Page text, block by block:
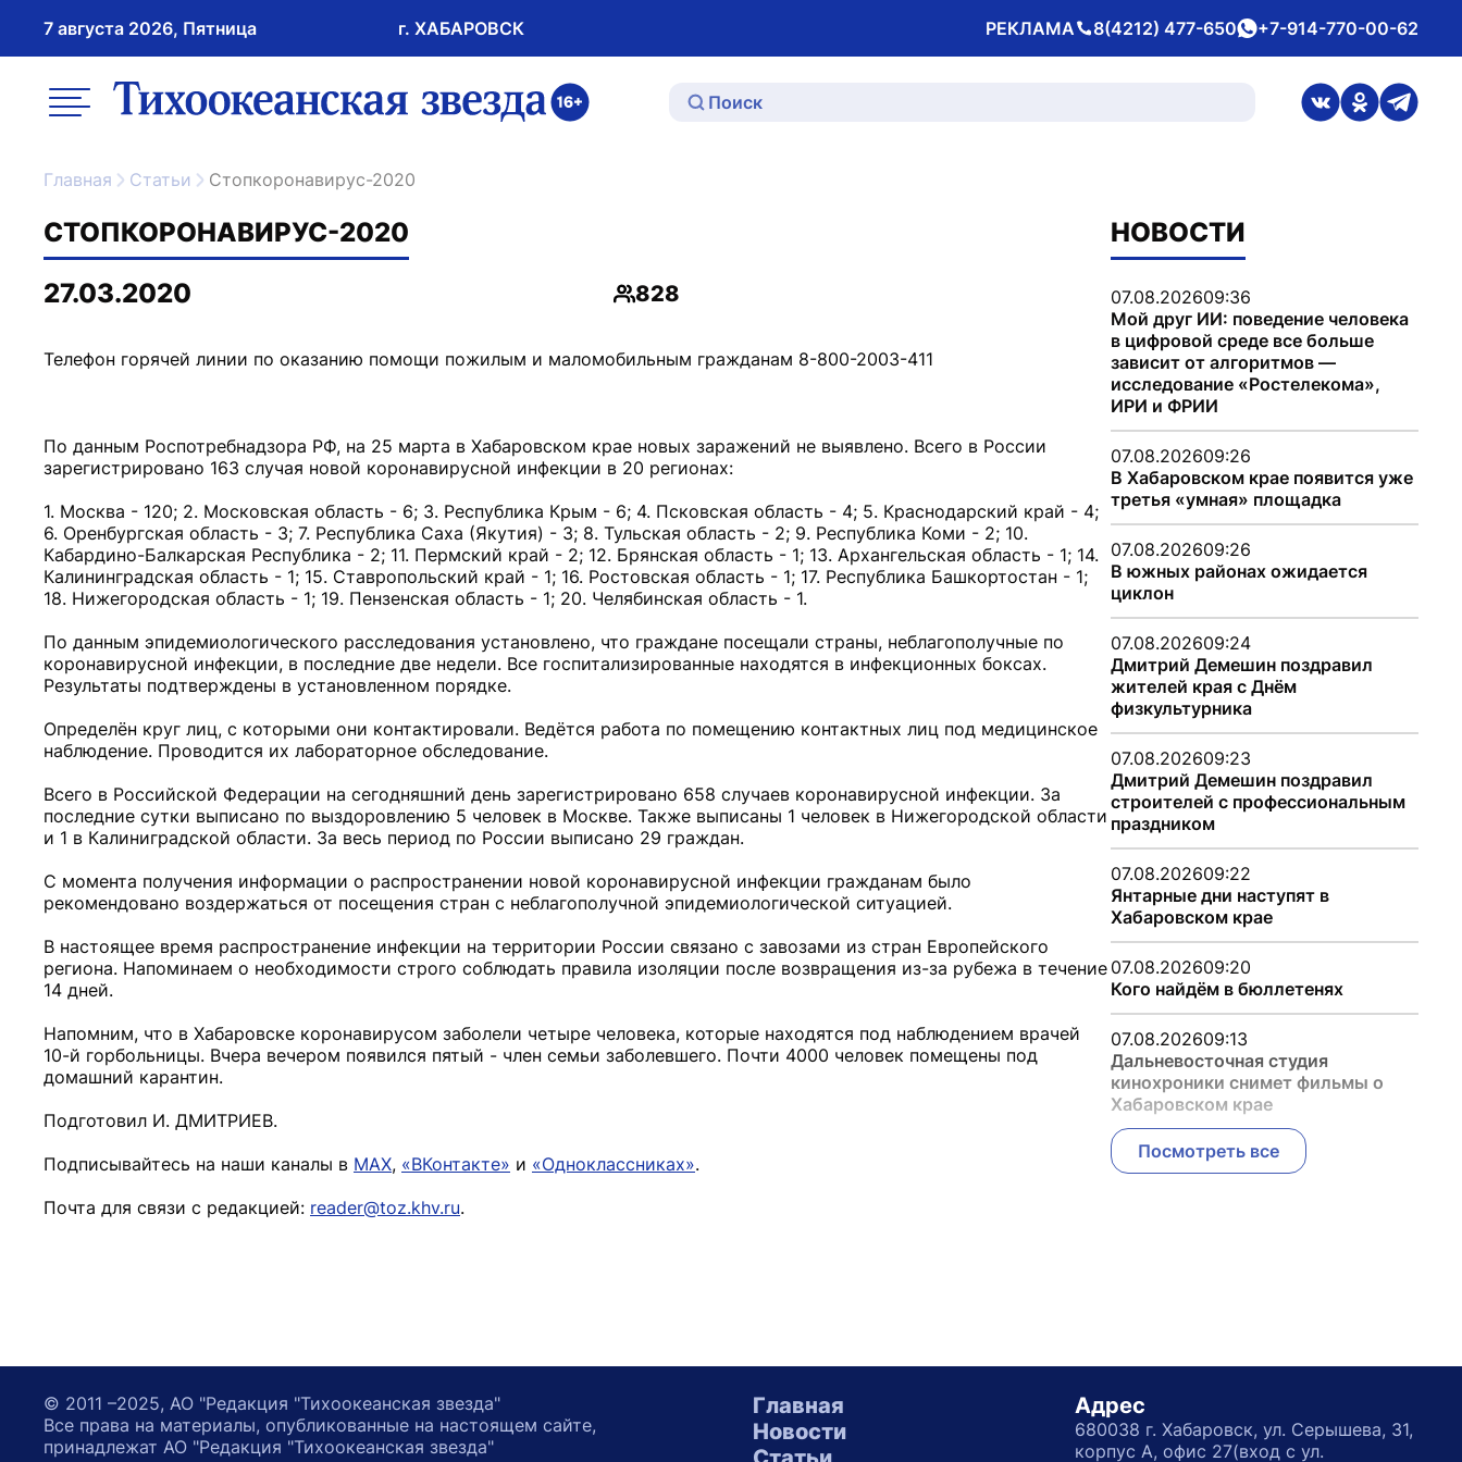
7 августа 2026, Пятница г. ХАБАРОВСК РЕКЛАМА
Телефон 8(4212) 477-650whatsApp
+7-914-770-00-62
меню ссылка на главную
ссылка на
ссылка на
Главная Статьи Стопкоронавирус-2020
СТОПКОРОНАВИРУС-2020
27.03.2020
Просмотры
828
Телефон горячей линии по оказанию помощи пожилым и маломобильным гражданам 8-800-2003-411
По данным Роспотребнадзора РФ, на 25 марта в Хабаровском крае новых заражений не выявлено. Всего в России
зарегистрировано 163 случая новой коронавирусной инфекции в 20 регионах:
1. Москва - 120; 2. Московская область - 6; 3. Республика Крым - 6; 4. Псковская область - 4; 5. Краснодарский край - 4;
6. Оренбургская область - 3; 7. Республика Саха (Якутия) - 3; 8. Тульская область - 2; 9. Республика Коми - 2; 10.
Кабардино-Балкарская Республика - 2; 11. Пермский край - 2; 12. Брянская область - 1; 13. Архангельская область - 1; 14.
Калининградская область - 1; 15. Ставропольский край - 1; 16. Ростовская область - 1; 17. Республика Башкортостан - 1;
18. Нижегородская область - 1; 19. Пензенская область - 1; 20. Челябинская область - 1.
По данным эпидемиологического расследования установлено, что граждане посещали страны, неблагополучные по
коронавирусной инфекции, в последние две недели. Все госпитализированные находятся в инфекционных боксах.
Результаты подтверждены в установленном порядке.
Определён круг лиц, с которыми они контактировали. Ведётся работа по помещению контактных лиц под медицинское
наблюдение. Проводится их лабораторное обследование.
Всего в Российской Федерации на сегодняшний день зарегистрировано 658 случаев коронавирусной инфекции. За
последние сутки выписано по выздоровлению 5 человек в Москве. Также выписаны 1 человек в Нижегородской области
и 1 в Калиниградской области. За весь период по России выписано 29 граждан.
С момента получения информации о распространении новой коронавирусной инфекции гражданам было
рекомендовано воздержаться от посещения стран с неблагополучной эпидемиологической ситуацией.
В настоящее время распространение инфекции на территории России связано с завозами из стран Европейского
региона. Напоминаем о необходимости строго соблюдать правила изоляции после возвращения из-за рубежа в течение
14 дней.
Напомним, что в Хабаровске коронавирусом заболели четыре человека, которые находятся под наблюдением врачей
10-й горбольницы. Вчера вечером появился пятый - член семьи заболевшего. Почти 4000 человек помещены под
домашний карантин.
Подготовил И. ДМИТРИЕВ.
Подписывайтесь на наши каналы в MAX, «ВКонтакте» и «Одноклассниках».
Почта для связи с редакцией: reader@toz.khv.ru.
НОВОСТИ
07.08.202609:36
Мой друг ИИ: поведение человека
в цифровой среде все больше
зависит от алгоритмов —
исследование «Ростелекома»,
ИРИ и ФРИИ
07.08.202609:26
В Хабаровском крае появится уже
третья «умная» площадка
07.08.202609:26
В южных районах ожидается
циклон
07.08.202609:24
Дмитрий Демешин поздравил
жителей края с Днём
физкультурника
07.08.202609:23
Дмитрий Демешин поздравил
строителей с профессиональным
праздником
07.08.202609:22
Янтарные дни наступят в
Хабаровском крае
07.08.202609:20
Кого найдём в бюллетенях
07.08.202609:13
Дальневосточная студия
кинохроники снимет фильмы о
Хабаровском крае
Посмотреть все
Главная
Новости
Адрес
680038 г. Хабаровск, ул. Серышева, 31,
корпус А, офис 27(вход с ул.
© 2011 –2025, АО "Редакция "Тихоокеанская звезда"
Все права на материалы, опубликованные на настоящем сайте,
принадлежат АО "Редакция "Тихоокеанская звезда"